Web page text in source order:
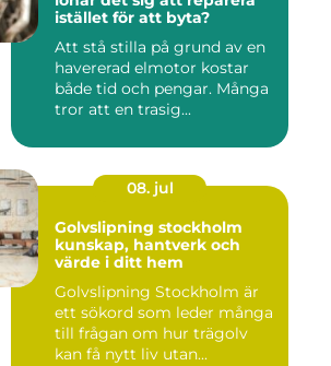
istället för att byta?
Att stå stilla på grund av en
havererad elmotor kostar
både tid och pengar. Många
tror att en trasig...
08. jul
Golvslipning stockholm
kunskap, hantverk och
värde i ditt hem
Golvslipning Stockholm är
ett sökord som leder många
till frågan om hur trägolv
kan få nytt liv utan...